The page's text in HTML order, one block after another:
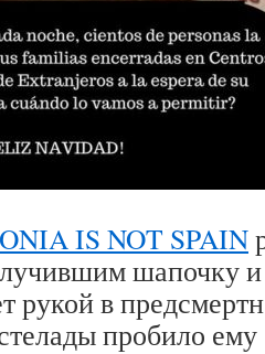
IS NOT SPAIN
шапочку
рукой в
пробило